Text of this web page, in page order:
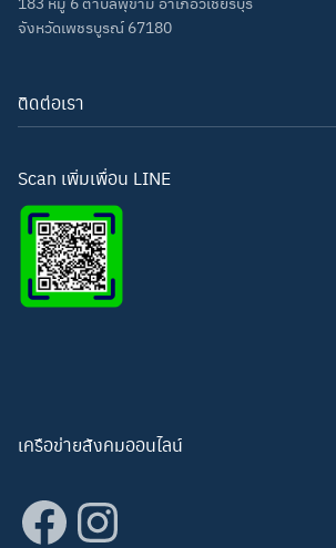
จังหวัดเพชรบูรณ์ 67180
ติดต่อเรา
โทรศัพท์: 093-3277343
อีเมล: hightechwichian@gmail.com
Scan เพิ่มเพื่อน LINE
เครือข่ายสังคมออนไลน์
Facebook
Instagram